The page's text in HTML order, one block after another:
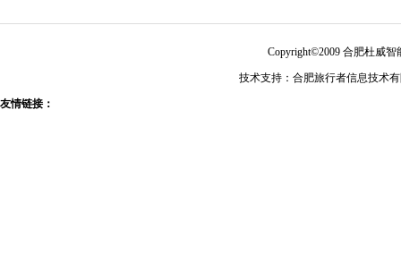
Copyright©2009 合肥杜威
技术支持：合肥旅行者信息技
友情链接：